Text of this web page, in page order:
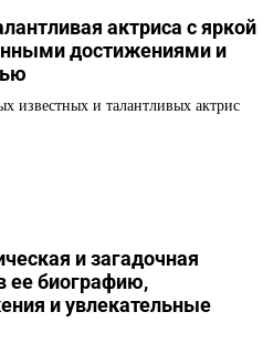
актриса с яркой
достижениями и
известных и талантливых актрис
и загадочная
ее биографию,
и увлекательные